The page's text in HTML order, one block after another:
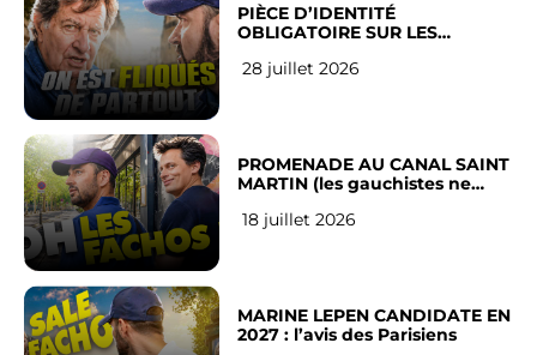
PIÈCE D’IDENTITÉ
OBLIGATOIRE SUR LES
Français
28 juillet 2026
PROMENADE AU CANAL SAINT
MARTIN (les gauchistes ne
18 juillet 2026
MARINE LEPEN CANDIDATE EN
2027 : l’avis des Parisiens